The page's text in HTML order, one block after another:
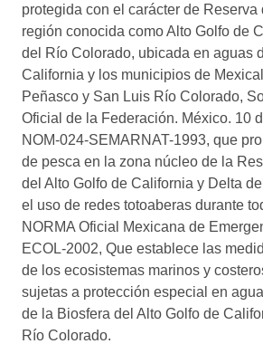
protegida con el carácter de Reserva
región conocida como Alto Golfo de
del Río Colorado, ubicada en aguas
California y los municipios de
Peñasco y San Luis Río Colorado,
Oficial de la Federación. México. 10
NOM-024-SEMARNAT-1993, que
de pesca en la zona núcleo de la
del Alto Golfo de California y Delta
el uso de redes totoaberas durante
NORMA Oficial Mexicana de
ECOL-2002, Que establece las
de los ecosistemas marinos y
sujetas a protección especial en
de la Biosfera del Alto Golfo de
Río Colorado.